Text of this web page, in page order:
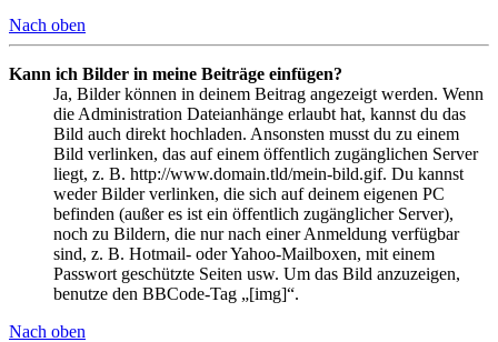
Nach oben
Kann ich Bilder in meine Beiträge einfügen?
Ja, Bilder können in deinem Beitrag angezeigt werden. Wenn
die Administration Dateianhänge erlaubt hat, kannst du das
Bild auch direkt hochladen. Ansonsten musst du zu einem
Bild verlinken, das auf einem öffentlich zugänglichen Server
liegt, z. B. http://www.domain.tld/mein-bild.gif. Du kannst
weder Bilder verlinken, die sich auf deinem eigenen PC
befinden (außer es ist ein öffentlich zugänglicher Server),
noch zu Bildern, die nur nach einer Anmeldung verfügbar
sind, z. B. Hotmail- oder Yahoo-Mailboxen, mit einem
Passwort geschützte Seiten usw. Um das Bild anzuzeigen,
benutze den BBCode-Tag „[img]“.
Nach oben